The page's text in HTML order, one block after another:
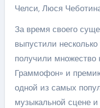
Челси, Люся
За время своего
выпустили
получили множество
Граммофон» и
одной из самых
музыкальной сцене